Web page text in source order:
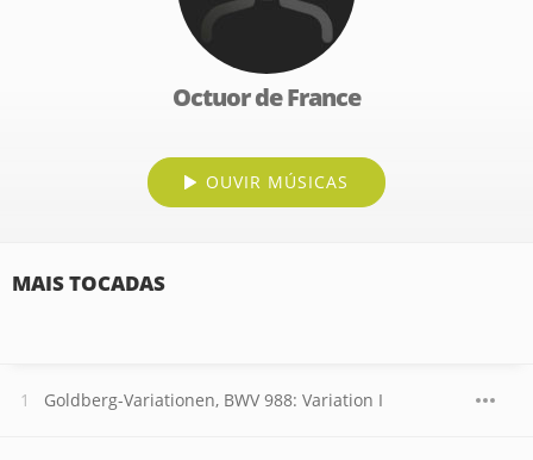
Octuor de France
OUVIR MÚSICAS
MAIS TOCADAS
Goldberg-Variationen, BWV 988: Variation I